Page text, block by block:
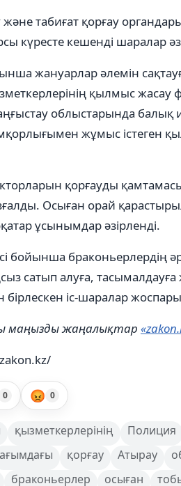
табиғат қорғау
күресте кешенді шаралар
жануарлар әлемін
қылмыс жасау
облыстарында балық
жұмыс істеген
қорғауды
Осыған орай
ұсынымдар әзірленді.
бойынша браконьерлердің
сатып алуға,
бірлескен іс-шаралар жоспары
маңызды жаңалықтар
0 😡 0
қызметкерлерінің Полиция
ағымдағы қорғау Атырау
браконьерлер осыған